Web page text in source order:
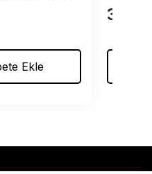
Ekle
320